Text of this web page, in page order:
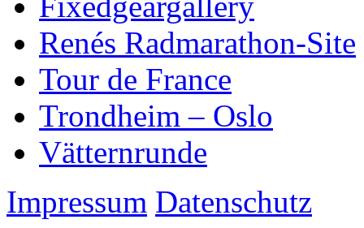
Renés Radmarathon-Site
Tour de France
Trondheim – Oslo
Vätternrunde
Impressum Datenschutz